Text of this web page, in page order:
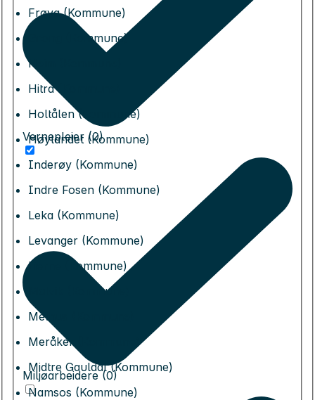
Frøya (Kommune)
Grong (Kommune)
Heim (Kommune)
Hitra (Kommune)
Holtålen (Kommune)
Høylandet (Kommune)
Inderøy (Kommune)
Indre Fosen (Kommune)
Leka (Kommune)
Levanger (Kommune)
Lierne (Kommune)
Malvik (Kommune)
Melhus (Kommune)
Meråker (Kommune)
Midtre Gauldal (Kommune)
Namsos (Kommune)
Vernepleier (0)
Miljøarbeidere (0)